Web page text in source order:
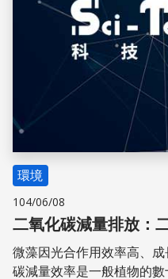
環境
104/06/08
二氧化碳減量排放：
微藻因光合作用效率高、
碳減量效率是一般植物的